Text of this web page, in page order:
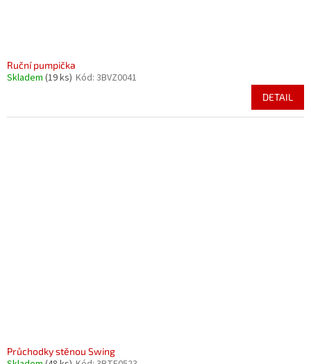
Ruční pumpička
Skladem (19 ks) Kód: 3BVZ0041
DETAIL
Průchodky stěnou Swing